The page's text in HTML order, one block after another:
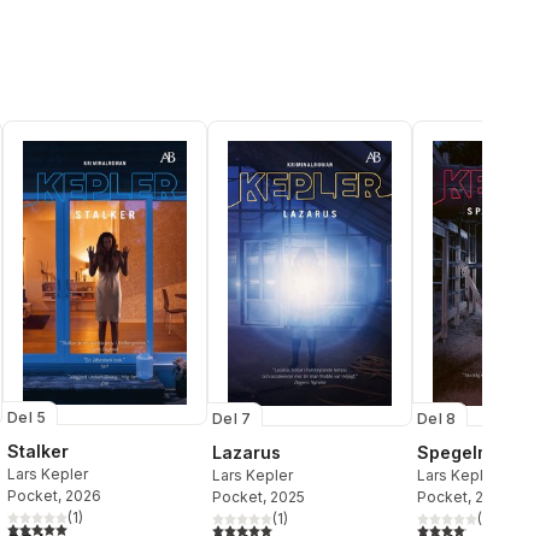
röster:
Del 5
Stalker
Lars Kepler
Pocket, 2026
5,0utav 5 stjärnor. Totalt antal röster:
(1)
Del 7
Lazarus
Lars Kepler
Pocket, 2025
5,0utav 5 stjärnor. Totalt antal röster:
(1)
Del 8
Lars Kepler
Pocket, 2021
4,1utav 5(